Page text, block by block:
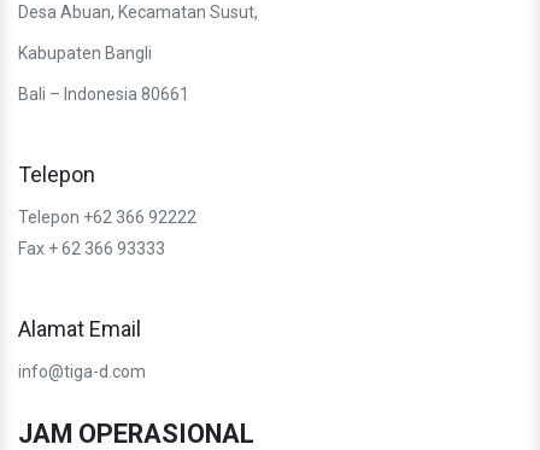
Desa Abuan, Kecamatan Susut,
Kabupaten Bangli
Bali – Indonesia 80661
Telepon
Telepon +62 366 92222
Fax + 62 366 93333
Alamat Email
info@tiga-d.com
JAM OPERASIONAL